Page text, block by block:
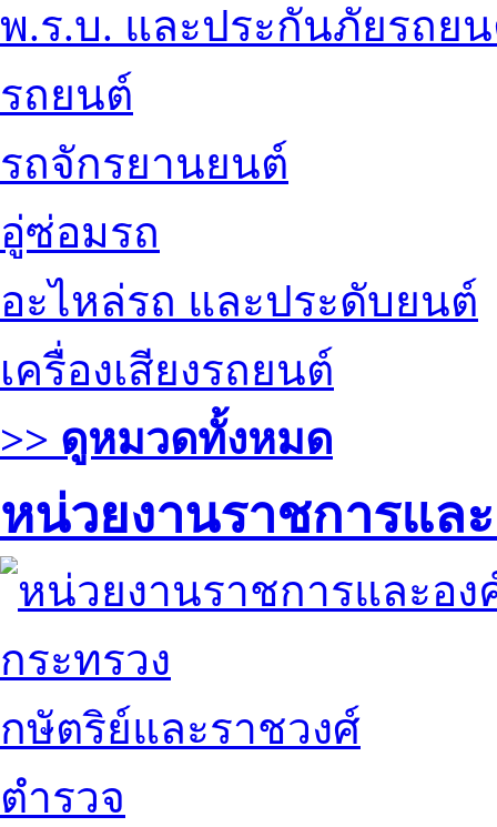
พ.ร.บ. และประกันภัยรถย
รถยนต์
รถจักรยานยนต์
อู่ซ่อมรถ
อะไหล่รถ และประดับยนต์
เครื่องเสียงรถยนต์
>> ดูหมวดทั้งหมด
หน่วยงานราชการแล
กระทรวง
กษัตริย์และราชวงศ์
ตำรวจ